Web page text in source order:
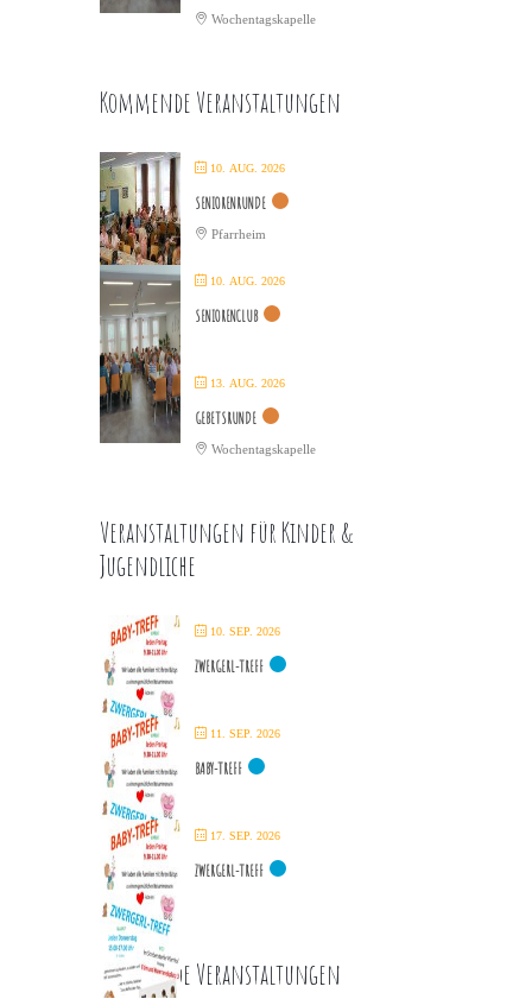
Wochentagskapelle
Kommende Veranstaltungen
10. AUG. 2026
SENIORENRUNDE
Pfarrheim
10. AUG. 2026
SENIORENCLUB
13. AUG. 2026
GEBETSRUNDE
Wochentagskapelle
Veranstaltungen für Kinder &
Jugendliche
10. SEP. 2026
ZWERGERL-TREFF
11. SEP. 2026
BABY-TREFF
17. SEP. 2026
ZWERGERL-TREFF
Kommende Veranstaltungen